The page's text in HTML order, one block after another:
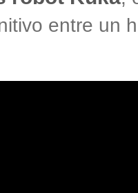
entre un